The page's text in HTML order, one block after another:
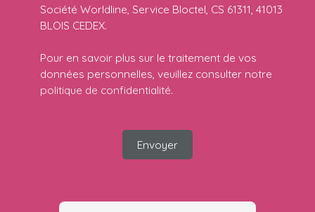
Société Worldline, Service Bloctel, CS 61311, 41013
BLOIS CEDEX.
Pour en savoir plus sur le traitement de vos
données personnelles, veuillez consulter notre
politique de confidentialité.
Envoyer